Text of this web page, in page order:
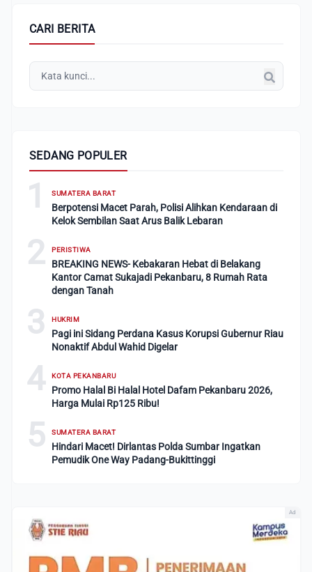
CARI BERITA
SEDANG POPULER
1 SUMATERA BARAT
Berpotensi Macet Parah, Polisi Alihkan Kendaraan di
Kelok Sembilan Saat Arus Balik Lebaran
2 PERISTIWA
BREAKING NEWS- Kebakaran Hebat di Belakang
Kantor Camat Sukajadi Pekanbaru, 8 Rumah Rata
dengan Tanah
3 HUKRIM
Pagi ini Sidang Perdana Kasus Korupsi Gubernur Riau
Nonaktif Abdul Wahid Digelar
4 KOTA PEKANBARU
Promo Halal Bi Halal Hotel Dafam Pekanbaru 2026,
Harga Mulai Rp125 Ribu!
5 SUMATERA BARAT
Hindari Macet! Dirlantas Polda Sumbar Ingatkan
Pemudik One Way Padang-Bukittinggi
Ad